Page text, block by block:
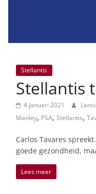
Stellantis
Stellantis
4 januari 2021
Manley, PSA, Stellantis,
Carlos Tavares
goede gezondheid,
Lees meer